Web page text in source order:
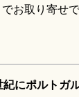
お取り寄せ
紀にポルトガ